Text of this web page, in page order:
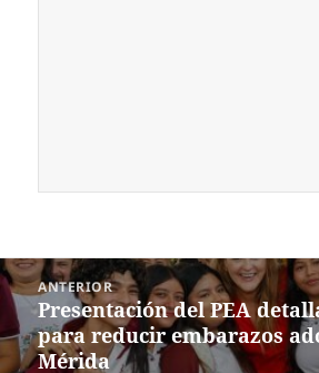
Navegación
de
entradas
ANTERIOR
Entrada
anterior:
Presentación del PEA
para reducir embarazos
Mérida